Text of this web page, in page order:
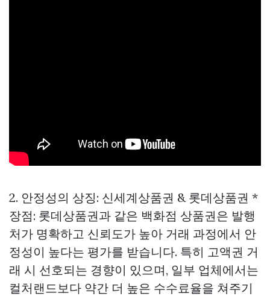
2. 안정성의 상징: 신세계상품권 & 롯데상품권 *
장점: 롯데상품권과 같은 백화점 상품권은 발행
처가 명확하고 신뢰도가 높아 거래 과정에서 안
정성이 높다는 평가를 받습니다. 특히 고액권 거
래 시 선호되는 경향이 있으며, 일부 업체에서는
컬처랜드보다 약간 더 높은 수수료율을 쳐주기